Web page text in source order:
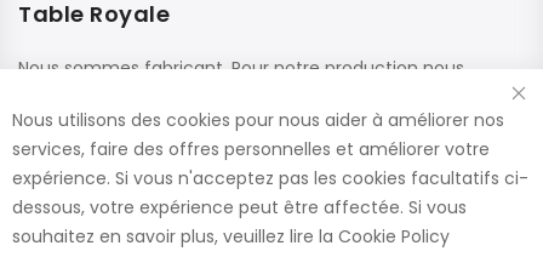
Table Royale
Nous sommes fabricant. Pour notre production nous
renommés. Ces panneaux sont confectionnés dans nos
usines, ce qui nous permet de vous offrir le plus large choix
de dimensions et de finitions.
Catalogue
Nous utilisons des cookies pour nous aider à améliorer nos
services, faire des offres personnelles et améliorer votre
expérience. Si vous n'acceptez pas les cookies facultatifs ci-
dessous, votre expérience peut être affectée. Si vous
souhaitez en savoir plus, veuillez lire la Cookie Policy